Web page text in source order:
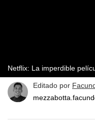
Netflix: La imperdible
Editado por